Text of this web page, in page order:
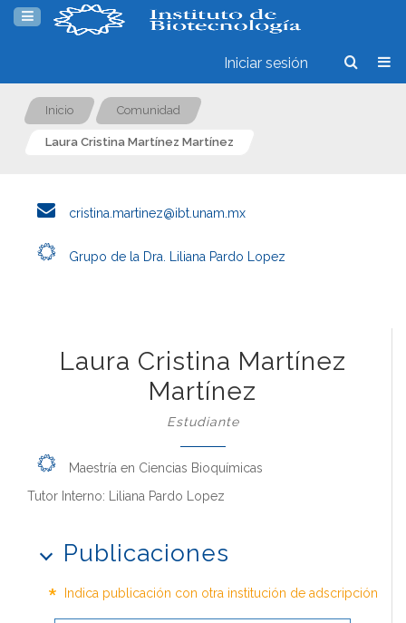
Iniciar sesión
Inicio Comunidad
Laura Cristina Martínez Martínez
cristina.martinez@ibt.unam.mx
Grupo de la Dra. Liliana Pardo Lopez
Laura Cristina Martínez
Martínez
Estudiante
Maestría en Ciencias Bioquímicas
Tutor Interno: Liliana Pardo Lopez
Publicaciones
* Indica publicación con otra institución de adscripción